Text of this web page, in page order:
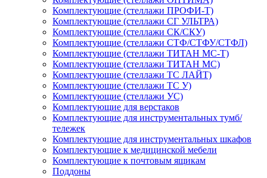
Комплектующие (стеллажи ПРОФИ-Т)
Комплектующие (стеллажи СГ УЛЬТРА)
Комплектующие (стеллажи СК/СКУ)
Комплектующие (стеллажи СТФ/СТФУ/СТФЛ)
Комплектующие (стеллажи ТИТАН МС-Т)
Комплектующие (стеллажи ТИТАН МС)
Комплектующие (стеллажи ТС ЛАЙТ)
Комплектующие (стеллажи ТС У)
Комплектующие (стеллажи УС)
Комплектующие для верстаков
Комплектующие для инструментальных тумб/
тележек
Комплектующие для инструментальных шкафов
Комплектующие к медицинской мебели
Комплектующие к почтовым ящикам
Поддоны